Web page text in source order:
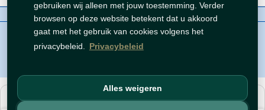
gebruiken wij alleen met jouw toestemming. Verder
browsen op deze website betekent dat u akkoord
gaat met het gebruik van cookies volgens het
privacybeleid. Privacybeleid
Alles weigeren
Over ons Beleid
WhatsAppen
auteursrechten©Tawfeer 2018-2026
هذا متجر جملة. الأسعار وميزات الشراء متاحة فقط للحساباتالمسجّلة